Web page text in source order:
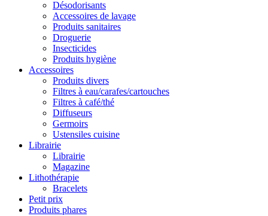
Désodorisants
Accessoires de lavage
Produits sanitaires
Droguerie
Insecticides
Produits hygiène
Accessoires
Produits divers
Filtres à eau/carafes/cartouches
Filtres à café/thé
Diffuseurs
Germoirs
Ustensiles cuisine
Librairie
Librairie
Magazine
Lithothérapie
Bracelets
Petit prix
Produits phares